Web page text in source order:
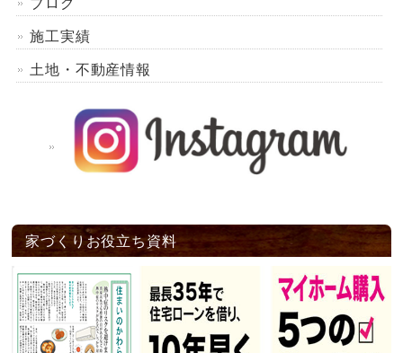
ブログ
施工実績
土地・不動産情報
家づくりお役立ち資料